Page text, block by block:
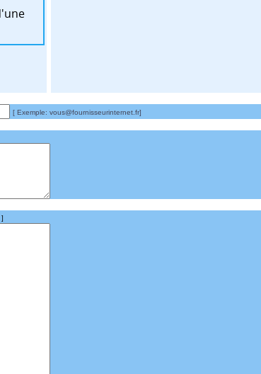
[ Exemple: vous@fournisseurinternet.fr]